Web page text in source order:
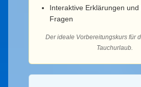
Interaktive Erklärungen
Fragen
Der ideale Vorbereitungskurs für
Tauchurlaub.